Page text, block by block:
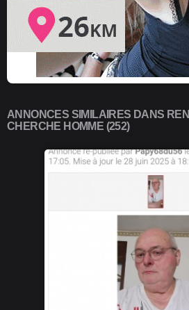
ANNONCES SIMILAIRES DANS
CHERCHE HOMME (252)